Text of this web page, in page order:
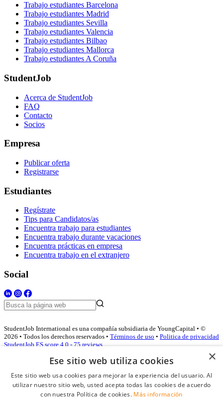
Trabajo estudiantes Barcelona
Trabajo estudiantes Madrid
Trabajo estudiantes Sevilla
Trabajo estudiantes Valencia
Trabajo estudiantes Bilbao
Trabajo estudiantes Mallorca
Trabajo estudiantes A Coruña
StudentJob
Acerca de StudentJob
FAQ
Contacto
Socios
Empresa
Publicar oferta
Registrarse
Estudiantes
Regístrate
Tips para Candidatos/as
Encuentra trabajo para estudiantes
Encuentra trabajo durante vacaciones
Encuentra prácticas en empresa
Encuentra trabajo en el extranjero
Social
StudentJob International es una compañía subsidiaria de YoungCapital • ©
2026 • Todos los derechos reservados • Términos de uso • Politica de privacidad
StudentJob ES score 4.0 - 75 reviews
Acceso empresas
×
Ese sitio web utiliza cookies
Este sitio web usa cookies para mejorar la experiencia del usuario. Al
utilizar nuestro sitio web, usted acepta todas las cookies de acuerdo
con nuestra Política de cookies. Más información